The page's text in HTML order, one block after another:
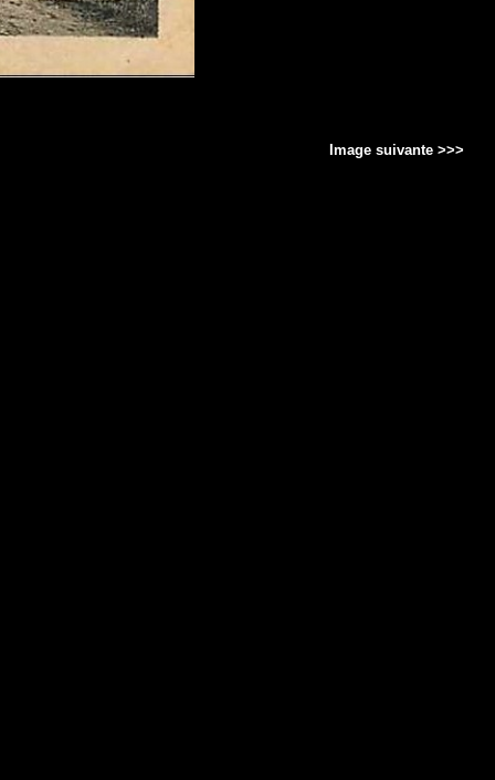
Image suivante >>>